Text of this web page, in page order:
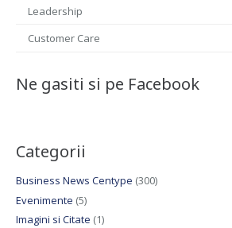
Leadership
Customer Care
Ne gasiti si pe Facebook
Categorii
Business News Centype (300)
Evenimente (5)
Imagini si Citate (1)